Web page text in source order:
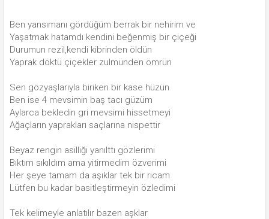
Ben yansımanı gördüğüm berrak bir nehirim ve
Yaşatmak hatamdı kendini beğenmiş bir çiçeği
Durumun rezil,kendi kibrinden öldün
Yaprak döktü çiçekler zulmünden ömrün
Sen gözyaşlarıyla biriken bir kase hüzün
Ben ise 4 mevsimin baş tacı güzüm
Aylarca bekledin gri mevsimi hissetmeyi
Ağaçların yaprakları saçlarına nispettir
Beyaz rengin asilliği yanılttı gözlerimi
Bıktım sıkıldım ama yitirmedim özverimi
Her şeye tamam da aşıklar tek bir ricam
Lütfen bu kadar basitleştirmeyin özledimi
Tek kelimeyle anlatılır bazen aşklar